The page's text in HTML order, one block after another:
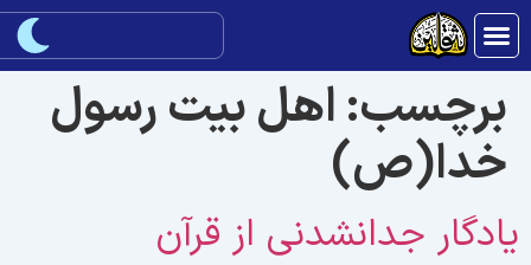
برچسب:اهل بیت رسول
خدا(ص)
جدانشدنی از قرآن